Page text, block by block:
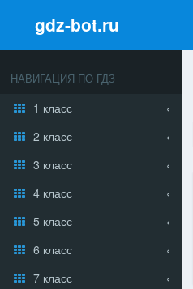
gdz-bot.ru
НАВИГАЦИЯ ПО ГДЗ
1 класс
2 класс
3 класс
4 класс
5 класс
6 класс
7 класс